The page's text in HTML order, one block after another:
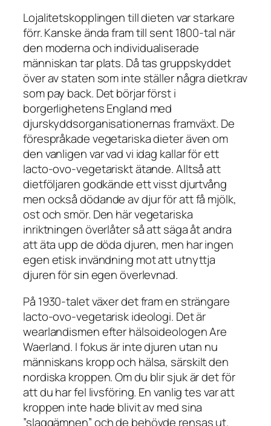
Lojalitetskopplingen till dieten var starkare
förr. Kanske ända fram till sent 1800-tal när
den moderna och individualiserade
människan tar plats. Då tas gruppskyddet
över av staten som inte ställer några dietkrav
som pay back. Det börjar först i
borgerlighetens England med
djurskyddsorganisationernas framväxt. De
förespråkade vegetariska dieter även om
den vanligen var vad vi idag kallar för ett
lacto-ovo-vegetariskt ätande. Alltså att
dietföljaren godkände ett visst djurtvång
men också dödande av djur för att få mjölk,
ost och smör. Den här vegetariska
inriktningen överlåter så att säga åt andra
att äta upp de döda djuren, men har ingen
egen etisk invändning mot att utnyttja
djuren för sin egen överlevnad.
På 1930-talet växer det fram en strängare
lacto-ovo-vegetarisk ideologi. Det är
wearlandismen efter hälsoideologen Are
Waerland. I fokus är inte djuren utan nu
människans kropp och hälsa, särskilt den
nordiska kroppen. Om du blir sjuk är det för
att du har fel livsföring. En vanlig tes var att
kroppen inte hade blivit av med sina
”slaggämnen” och de behövde rensas ut.